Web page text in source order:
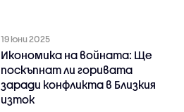
19 юни 2025
Икономика на войната: Ще
поскъпнат ли горивата
заради конфликта в Близкия
изток